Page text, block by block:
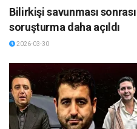
Bilirkişi savunması
soruşturma daha açıldı
2026-03-30